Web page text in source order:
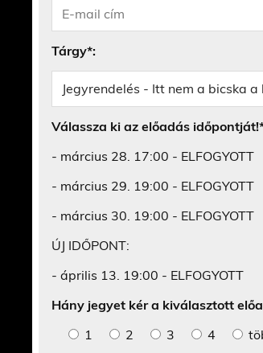
Tárgy*:
Válassza ki az előadás
- március 28. 17:00 - ELFOGYOTT
- március 29. 19:00 - ELFOGYOTT
- március 30. 19:00 - ELFOGYOTT
ÚJ IDŐPONT:
- április 13. 19:00 - ELFOGYOTT
Hány jegyet kér a kiválasztott
1
2 3 4